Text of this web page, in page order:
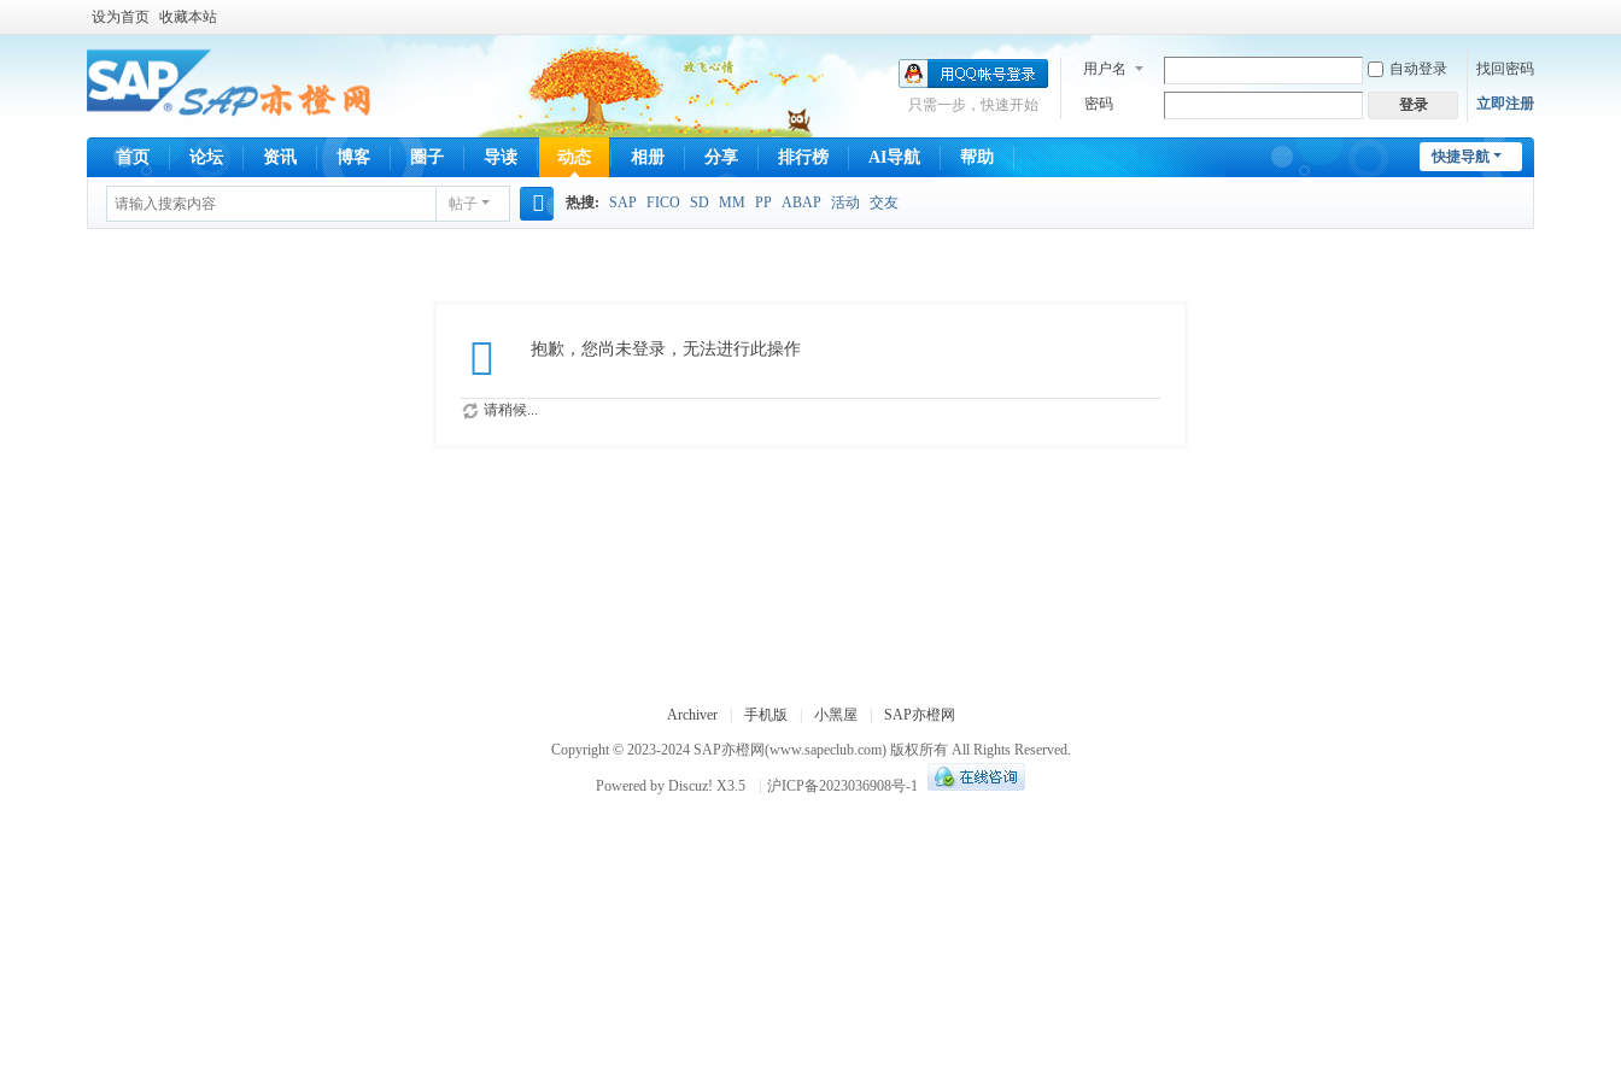
设为首页 收藏本站
用户名 自动登录 找回密码
密码 登录 立即注册
只需一步，快速开始
快捷导航
首页 论坛 资讯 博客 圈子 导读 动态 相册 分享 排行榜 AI导航 帮助
帖子 热搜: SAP FICO SD MM PP ABAP 活动 交友
抱歉，您尚未登录，无法进行此操作
请稍候...
Archiver 手机版 小黑屋 SAP亦橙网
Copyright © 2023-2024 SAP亦橙网(www.sapeclub.com) 版权所有 All Rights Reserved.
Powered by Discuz! X3.5 沪ICP备2023036908号-1